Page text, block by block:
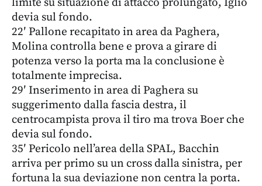
devia sul fondo.
22′ Pallone recapitato in area da Paghera,
Molina controlla bene e prova a girare di
potenza verso la porta ma la conclusione è
totalmente imprecisa.
29′ Inserimento in area di Paghera su
suggerimento dalla fascia destra, il
centrocampista prova il tiro ma trova Boer che
devia sul fondo.
35′ Pericolo nell’area della SPAL, Bacchin
arriva per primo su un cross dalla sinistra, per
fortuna la sua deviazione non centra la porta.